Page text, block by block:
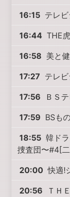
16:15 テレ
16:44 THE
16:58 美と
17:27 テレ
17:56 ＢＳ
17:59 BSも
18:55 韓ド
捜査団〜#4[
20:00 快適!
20:56
ＴＨ